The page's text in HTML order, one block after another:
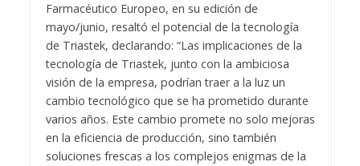
Farmacéutico Europeo, en su edición de
mayo/junio, resaltó el potencial de la tecnología
de Triastek, declarando: “Las implicaciones de la
tecnología de Triastek, junto con la ambiciosa
visión de la empresa, podrían traer a la luz un
cambio tecnológico que se ha prometido durante
varios años. Este cambio promete no solo mejoras
en la eficiencia de producción, sino también
soluciones frescas a los complejos enigmas de la